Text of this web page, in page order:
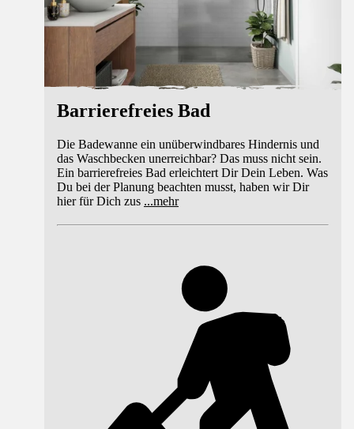
Barrierefreies Bad
Die Badewanne ein unüberwindbares Hindernis und
das Waschbecken unerreichbar? Das muss nicht sein.
Ein barrierefreies Bad erleichtert Dir Dein Leben. Was
Du bei der Planung beachten musst, haben wir Dir
hier für Dich zus ...mehr